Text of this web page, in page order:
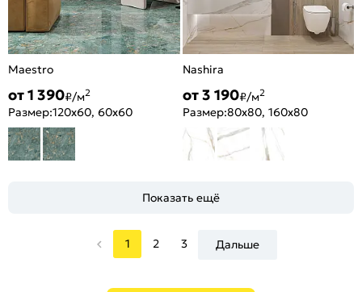
Maestro
от 1 390₽/м2
Размер:120x60, 60x60
Nashira
от 3 190₽/м2
Размер:80x80, 160x80
Показать ещё
1 2 3 Дальше